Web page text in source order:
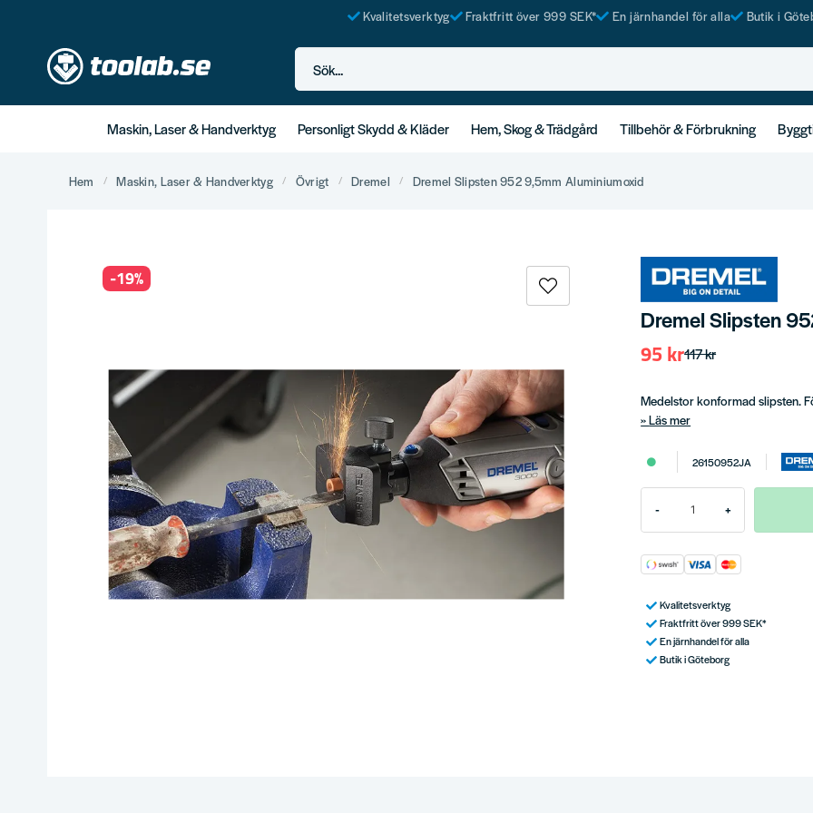
Kvalitetsverktyg Fraktfritt över 999 SEK* En järnhandel för alla Butik i
Sök...
Maskin, Laser & Handverktyg Personligt Skydd & Kläder Hem, Skog & Trädgård Tillbehör & Förbrukning
Hem Maskin, Laser & Handverktyg Övrigt Dremel Dremel Slipsten 952 9,5mm Aluminiumoxid
-19%
Dremel Slipsten
117 kr
95 kr
Medelstor konformad slipsten.
Läs mer
26150952JA
- +
Kvalitetsverktyg
Fraktfritt över 999 SEK*
En järnhandel för alla
Butik i Göteborg